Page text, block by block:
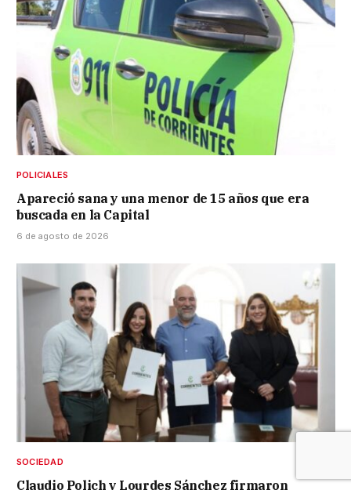
POLICIALES
Apareció sana y una menor de 15 años que era
buscada en la Capital
6 de agosto de 2026
SOCIEDAD
Claudio Polich y Lourdes Sánchez firmaron